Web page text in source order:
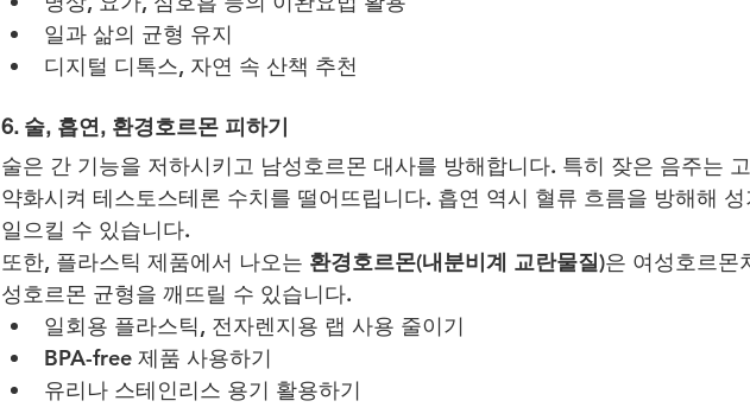
일과 삶의 균형 유지
디지털 디톡스, 자연 속 산책 추천
6. 술, 흡연, 환경호르몬 피하기
술은 간 기능을 저하시키고 남성호르몬 대사를 방해합니다. 특히 잦은 음주는
약화시켜 테스토스테론 수치를 떨어뜨립니다. 흡연 역시 혈류 흐름을 방해해
일으킬 수 있습니다.
또한, 플라스틱 제품에서 나오는 환경호르몬(내분비계 교란물질)은 여성호르몬
성호르몬 균형을 깨뜨릴 수 있습니다.
일회용 플라스틱, 전자렌지용 랩 사용 줄이기
BPA-free 제품 사용하기
유리나 스테인리스 용기 활용하기